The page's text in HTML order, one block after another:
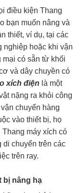
điều kiện Thang
bạn muốn nâng và
thiết, ví dụ, tại các
nghiệp hoặc khi vận
có sẵn từ khối
và dây chuyền có
xích điện là một
nặng ra khỏi công
chuyển hàng
vào thiết bị, họ
máy xích có
di chuyển trên các
trên ray.
bị nâng hạ